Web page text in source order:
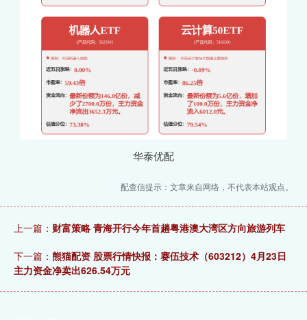
华泰优配
配查信提示：文章来自网络，不代表本站观点。
上一篇： 财富策略 青海开行今年首趟粤港澳大湾区方向旅游列车
下一篇： 熊猫配资 股票行情快报：赛伍技术（603212）4月23日
主力资金净卖出626.54万元